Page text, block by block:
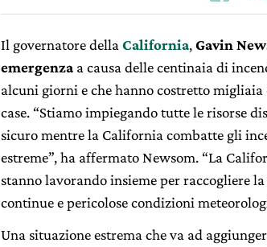
Il governatore della California,Gavin
emergenza a causa delle centinaia di
alcuni giorni e che hanno costretto
case. “Stiamo impiegando tutte le risorse
sicuro mentre la California combatte gli
estreme”, ha affermato Newsom. “La
stanno lavorando insieme per raccogliere
continue e pericolose condizioni
Una situazione estrema che va ad